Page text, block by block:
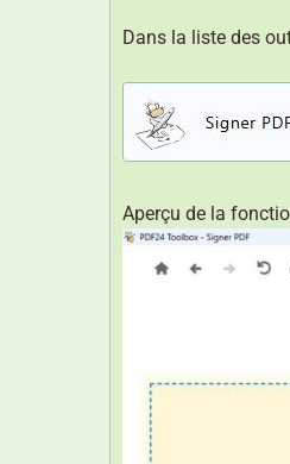
Dans la liste des
Aperçu de la